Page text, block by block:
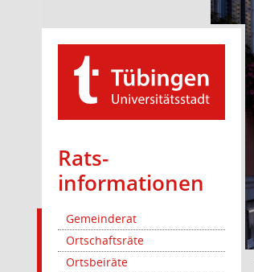
Rats­
informationen
Gemeinderat
Ortschaftsräte
Ortsbeiräte